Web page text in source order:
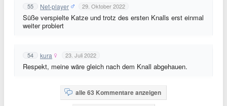
55 Net-player 29. Oktober 2022
Süße verspielte Katze und trotz des ersten Knalls erst einmal
weiter probiert
54 kura 23. Juli 2022
Respekt, meine wäre gleich nach dem Knall abgehauen.
alle 63 Kommentare anzeigen